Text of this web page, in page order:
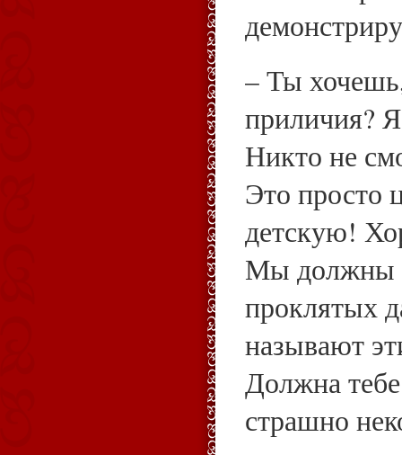
– Ты
приличия?
Никто не
Это просто
детскую!
Мы должны
проклятых
называют
Должна тебе
страшно